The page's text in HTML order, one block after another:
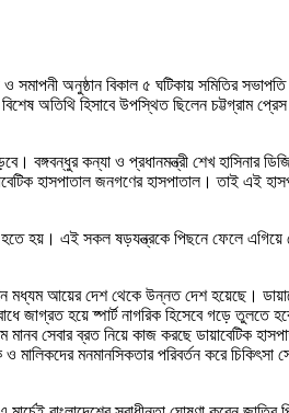
সমাপনী অনুষ্ঠান বিকাল ৫ ঘটিকায় সমিতির
অতিথি হিসাবে উপস্থিত ছিলেন চট্টগ্রাম প্রেস
কন্যা ও প্রধানমন্ত্রী শেখ হাসিনার
হাসপাতাল জনগণের হাসপাতাল। তাই এই
হতে হয়। এই সকল ষড়যন্ত্রকে পিছনে ফেলে এগিয়ে
মধ্যম আয়ের দেশ থেকে উন্নত দেশ হয়েছে।
জাগ্রত হয়ে ষ্পার্ট নাগরিক হিসেবে গড়ে তুলতে
সেবার ব্রত নিয়ে কাজ করছে ডায়াবেটিক
মালিকদের মনমানসিকতার পরিবর্তন করে চিকিৎসা